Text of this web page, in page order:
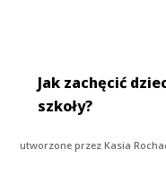
Jak zachęcić
szkoły?
utworzone przezKasia